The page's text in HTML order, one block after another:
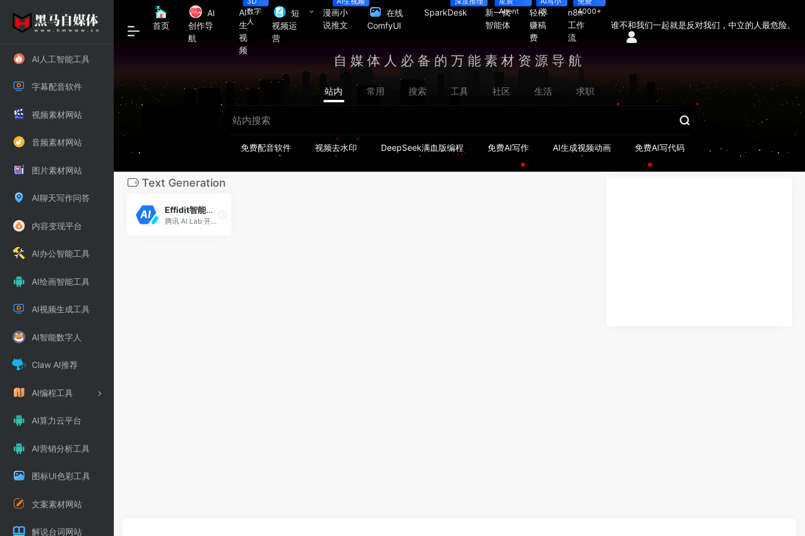
AI人工智能工具
字幕配音软件
视频素材网站
音频素材网站
图片素材网站
AI聊天写作问答
内容变现平台
AI办公智能工具
AI绘画智能工具
AI视频生成工具
AI智能数字人
Claw AI推荐
AI编程工具
AI算力云平台
AI营销分析工具
图标UI色彩工具
文案素材网站
解说台词网站
首页
AI
创作导
航
AI
生
视
频
数字
人
短
视频运
营
漫画小
说推文
在线
ComfyUI
SparkDesk
新一代
智能体
Agent
轻松
赚稿
费
说
n8n
工作
流
4000+
谁不和我们一起就是反对我们，中立的人最危险。
自媒体人必备的万能素材资源导航
站内 常用 搜索 工具 社区 生活 求职
免费配音软件 视频去水印 DeepSeek满血版编程 免费AI写作 AI生成视频动画 免费AI写代码
Text Generation
Effidit智能创作助手
腾讯 AI Lab 开发研究性原型系统智能创作助手